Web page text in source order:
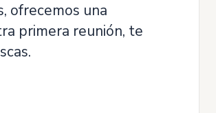
ofrecemos una
primera reunión, te